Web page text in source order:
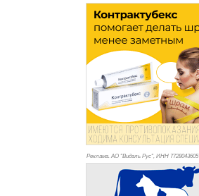
Реклама. АО "Видаль Рус", ИНН 7728043605